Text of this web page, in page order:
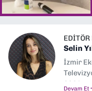
Selin
İzmir
2024
Devam Et